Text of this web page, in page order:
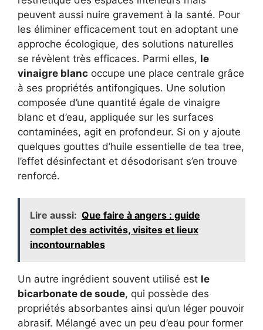
peuvent aussi nuire gravement à la santé. Pour
les éliminer efficacement tout en adoptant une
approche écologique, des solutions naturelles
se révèlent très efficaces. Parmi elles, le
vinaigre blanc occupe une place centrale grâce
à ses propriétés antifongiques. Une solution
composée d’une quantité égale de vinaigre
blanc et d’eau, appliquée sur les surfaces
contaminées, agit en profondeur. Si on y ajoute
quelques gouttes d’huile essentielle de tea tree,
l’effet désinfectant et désodorisant s’en trouve
renforcé.
Lire aussi: Que faire à angers : guide
complet des activités, visites et lieux
incontournables
Un autre ingrédient souvent utilisé est le
bicarbonate de soude, qui possède des
propriétés absorbantes ainsi qu’un léger pouvoir
abrasif. Mélangé avec un peu d’eau pour former